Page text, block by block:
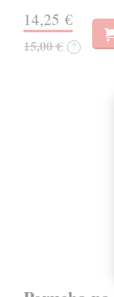
14,25 €
15,00 € ?